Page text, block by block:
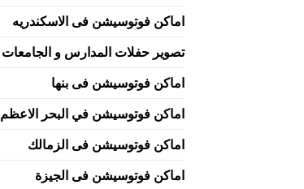
اماكن فوتوسيشن فى الاسكندريه
تصوير حفلات المدارس و الجامعات
اماكن فوتوسيشن فى بنها
اماكن فوتوسيشن في البحر الاعظم
اماكن فوتوسيشن فى الزمالك
اماكن فوتوسيشن فى الجيزة